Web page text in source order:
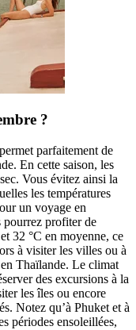
?
parfaitement de
En cette saison, les
Vous évitez ainsi la
les températures
un voyage en
pourrez profiter de
32 °C en moyenne, ce
à visiter les villes ou à
Thaïlande. Le climat
des excursions à la
les îles ou encore
Notez qu’à Phuket et à
périodes ensoleillées,